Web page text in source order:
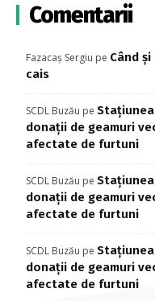
Comentarii
Fazacaș Sergiu pe Când
cais
SCDL Buzău pe
donații de geamuri
afectate de furtuni
SCDL Buzău pe
donații de geamuri
afectate de furtuni
SCDL Buzău pe
donații de geamuri
afectate de furtuni